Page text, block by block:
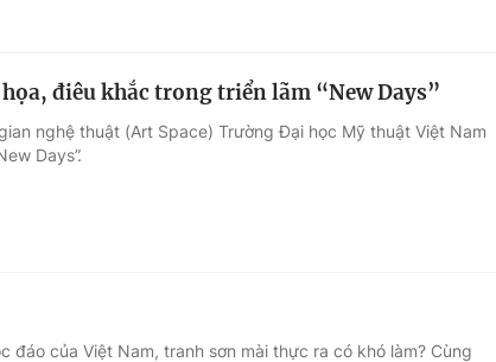
điêu khắc trong triển lãm “New Days”
nghệ thuật (Art Space) Trường Đại học Mỹ thuật Việt Nam
Days”.
đáo của Việt Nam, tranh sơn mài thực ra có khó làm? Cùng